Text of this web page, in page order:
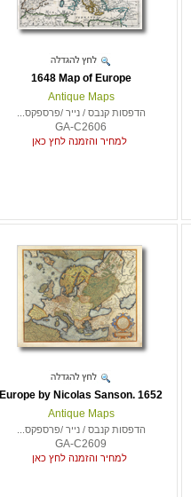
1648 Map of Europe
Antique Maps
הדפסות קנבס / נייר /פרספקס...
GA-C2606
למחיר והזמנה לחץ כאן
Europe by Nicolas Sanson. 1652
Antique Maps
הדפסות קנבס / נייר /פרספקס...
GA-C2609
למחיר והזמנה לחץ כאן